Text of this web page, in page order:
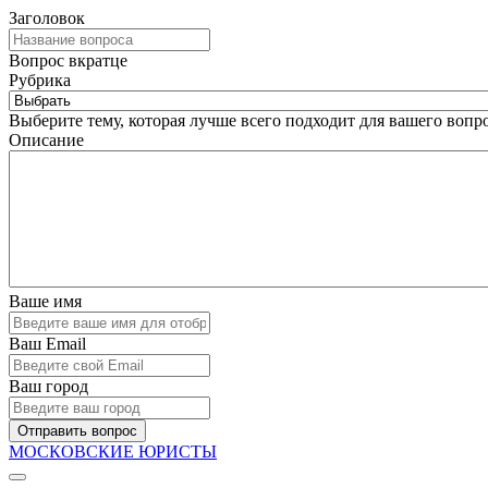
Заголовок
Вопрос вкратце
Рубрика
Выберите тему, которая лучше всего подходит для вашего
Описание
Ваше имя
Ваш Email
Ваш город
Отправить вопрос
МОСКОВСКИЕ ЮРИСТЫ